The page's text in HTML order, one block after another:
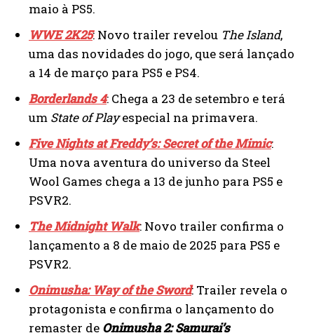
maio à PS5.
WWE 2K25: Novo trailer revelou The Island,
uma das novidades do jogo, que será lançado
a 14 de março para PS5 e PS4.
Borderlands 4: Chega a 23 de setembro e terá
um State of Playespecial na primavera.
Five Nights at Freddy’s: Secret of the Mimic:
Uma nova aventura do universo da Steel
Wool Games chega a 13 de junho para PS5 e
PSVR2.
The Midnight Walk: Novo trailer confirma o
lançamento a 8 de maio de 2025 para PS5 e
PSVR2.
Onimusha: Way of the Sword: Trailer revela o
protagonista e confirma o lançamento do
remaster de Onimusha 2: Samurai’s